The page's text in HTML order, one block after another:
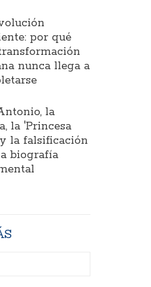
por qué
nunca llega a
la
la 'Princesa
la falsificación
biografía